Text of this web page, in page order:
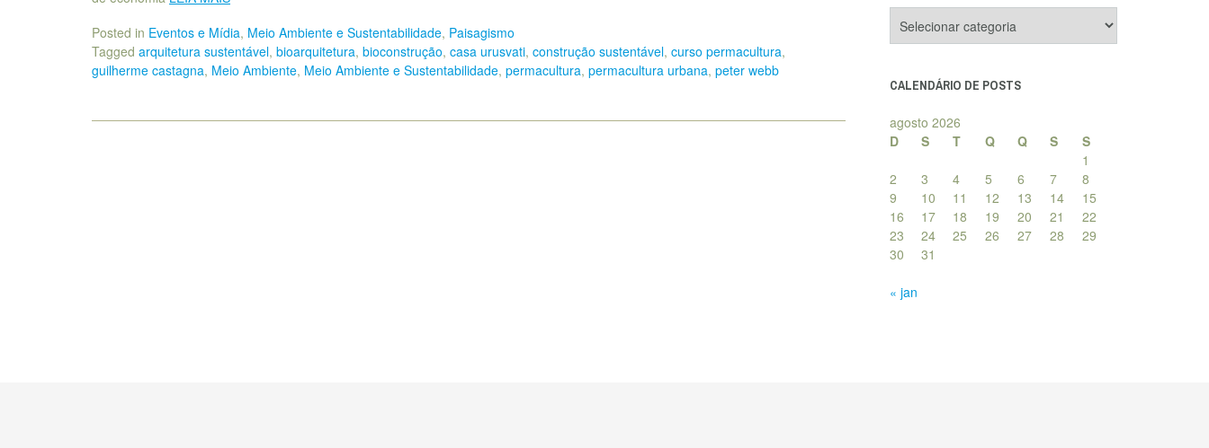
Posted in Eventos e Mídia, Meio Ambiente e Sustentabilidade, Paisagismo
Tagged arquitetura sustentável, bioarquitetura, bioconstrução, casa urusvati, construção sustentável, curso permacultura,
guilherme castagna, Meio Ambiente, Meio Ambiente e Sustentabilidade, permacultura, permacultura urbana, peter webb
de
CALENDÁRIO DE POSTS
agosto 2026
D
S T Q Q S
S
1
2
3 4 5 6 7
8
9
10 11 12 13 14
15
16
17 18 19 20 21
22
23
24 25 26 27 28
29
30
31
« jan